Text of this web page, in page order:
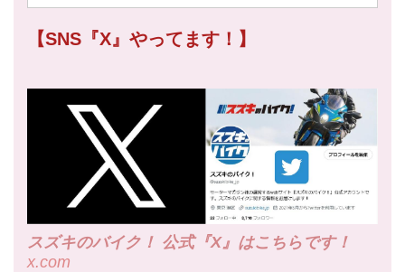
【SNS『X』やってます！】
スズキのバイク！ 公式『X』はこちらです！
x.com